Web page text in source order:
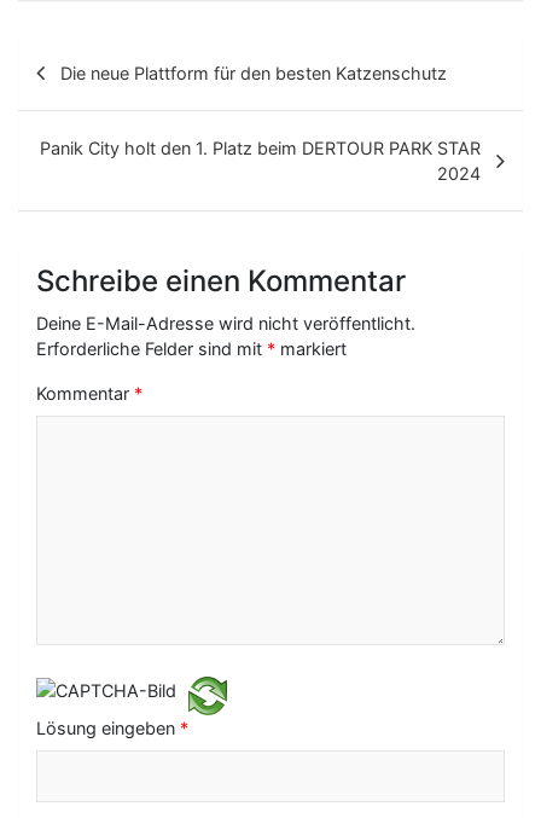
r
g
N
o
n
Die neue Plattform für den besten Katzenschutz
Panik City holt den 1. Platz beim DERTOUR PARK STAR
2024
Schreibe einen Kommentar
Deine E-Mail-Adresse wird nicht veröffentlicht.
Erforderliche Felder sind mit * markiert
Kommentar *
Lösung eingeben *